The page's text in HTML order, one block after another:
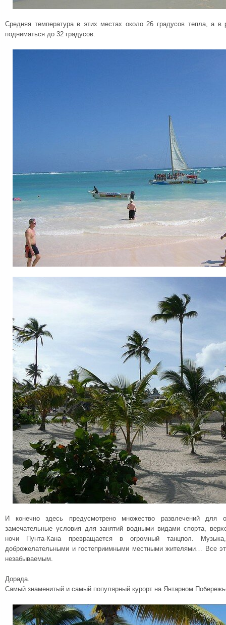
Средняя температура в этих местах около 26 градусов тепла, а в
подниматься до 32 градусов.
И конечно здесь предусмотрено множество развлечений для
замечательные условия для занятий водными видами спорта,
ночи Пунта-Кана превращается в огромный танцпол.
доброжелательными и гостеприимными местными жителями… Все
незабываемым.
Дорада.
Самый знаменитый и самый популярный курорт на Янтарном